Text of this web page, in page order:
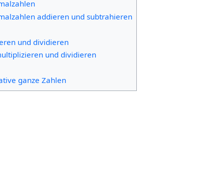
addieren und subtrahieren
und dividieren
und dividieren
ganze Zahlen